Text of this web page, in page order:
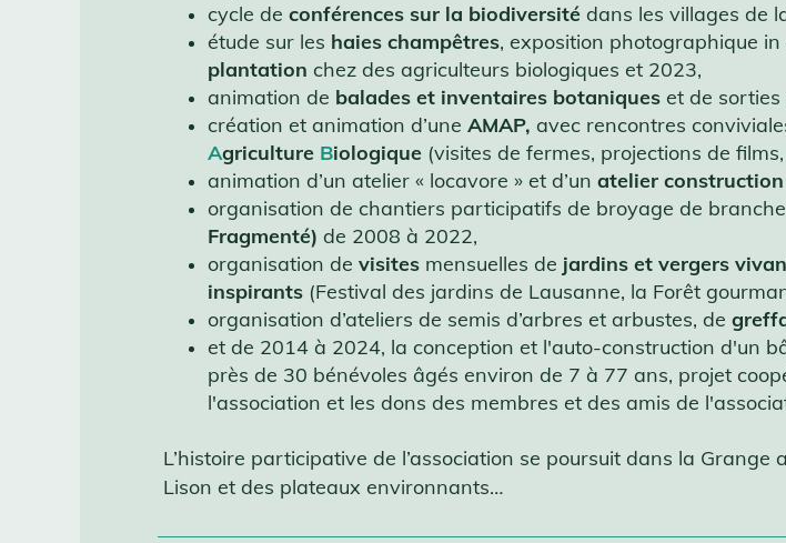
cycle de conférences sur la biodiversité dans les villages de
étude sur les haies champêtres, exposition photographique
plantation chez des agriculteurs biologiques et 2023,
animation de balades et inventaires botaniques et de sorties
création et animation d’une AMAP, avec rencontres
Agriculture Biologique (visites de fermes, projections de
animation d’un atelier « locavore » et d’un atelier
organisation de chantiers participatifs de broyage de
Fragmenté) de 2008 à 2022,
organisation de visites mensuelles de jardins et vergers
inspirants (Festival des jardins de Lausanne, la Forêt
organisation d’ateliers de semis d’arbres et arbustes, de
et de 2014 à 2024, la conception et l'auto-construction d'un
près de 30 bénévoles âgés environ de 7 à 77 ans, projet
l'association et les dons des membres et des amis de
L’histoire participative de l’association se poursuit dans la
Lison et des plateaux environnants…